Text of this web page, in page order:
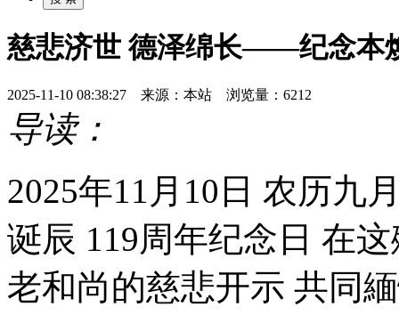
慈悲济世 德泽绵长——纪念本
2025-11-10 08:38:27 来源：本站 浏览量：6212
导读：
2025年11月10日 农历九
诞辰 119周年纪念日 在
老和尚的慈悲开示 共同